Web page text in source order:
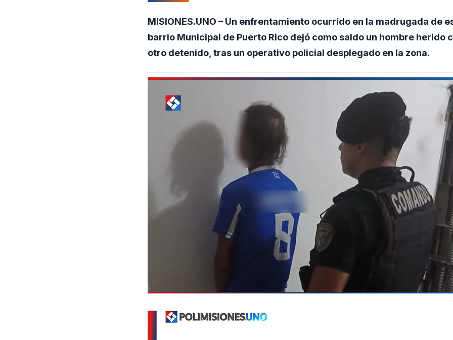
MISIONES.UNO – Un enfrentamiento ocurrido en la madrugada de
barrio Municipal de Puerto Rico dejó como saldo un hombre herido
otro detenido, tras un operativo policial desplegado en la zona.